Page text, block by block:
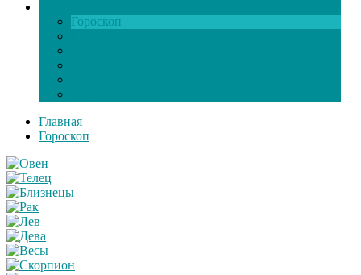
Гороскоп
Главная
Гороскоп